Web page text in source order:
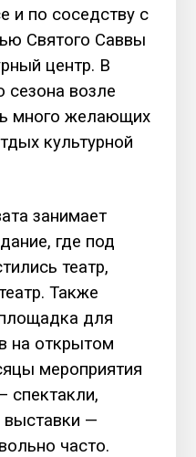
и по соседству с
Святого Саввы
центр. В
сезона возле
много желающих
культурной
занимает
где под
театр,
Также
для
на открытом
мероприятия
спектакли,
выставки —
часто.